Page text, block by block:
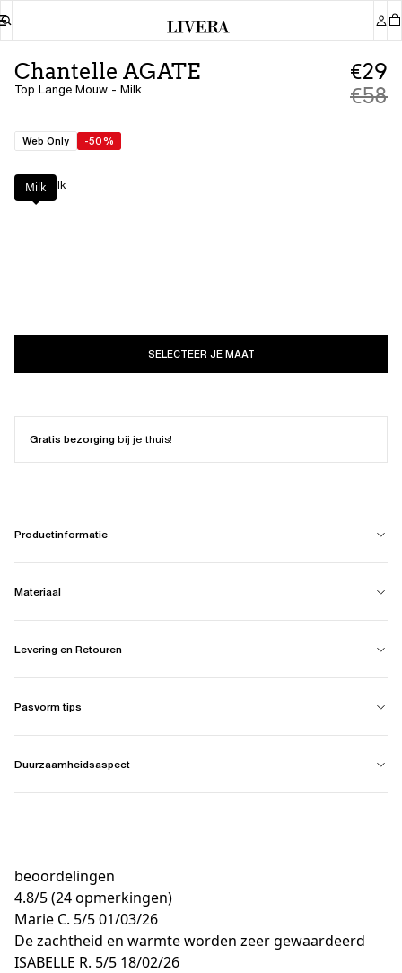
Chantelle AGATE
Top Lange Mouw - Milk
€29
€58
Web Only -50%
Kleur: Milk
Milk
SELECTEER JE MAAT
Gratis bezorgingbij je thuis!
Productinformatie
Materiaal
Levering en Retouren
Pasvorm tips
Duurzaamheidsaspect
beoordelingen
4.8/5(24 opmerkingen)
Marie C. 5/501/03/26
De zachtheid en warmte worden zeer gewaardeerd
ISABELLE R. 5/5 18/02/26